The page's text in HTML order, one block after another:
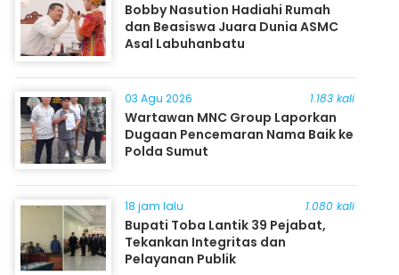
Bobby Nasution Hadiahi Rumah
dan Beasiswa Juara Dunia ASMC
Asal Labuhanbatu
03 Agu 2026 1.183 kali
Wartawan MNC Group Laporkan
Dugaan Pencemaran Nama Baik ke
Polda Sumut
18 jam lalu 1.080 kali
Bupati Toba Lantik 39 Pejabat,
Tekankan Integritas dan
Pelayanan Publik